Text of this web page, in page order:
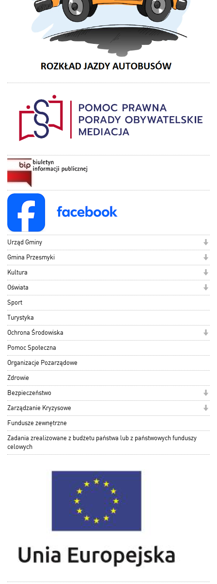
Urząd Gminy
Gmina Przesmyki
Kultura
Oświata
Sport
Turystyka
Ochrona Środowiska
Pomoc Społeczna
Organizacje Pozarządowe
Zdrowie
Bezpieczeństwo
Zarządzanie Kryzysowe
Fundusze zewnętrzne
Zadania zrealizowane z budżetu państwa lub z państwowych funduszy
celowych